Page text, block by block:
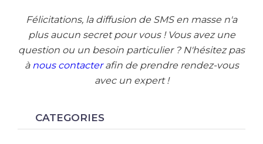
Félicitations, la diffusion de SMS en masse n'a
plus aucun secret pour vous ! Vous avez une
question ou un besoin particulier ? N'hésitez pas
à nous contacterafin de prendre rendez-vous
avec un expert !
CATEGORIES